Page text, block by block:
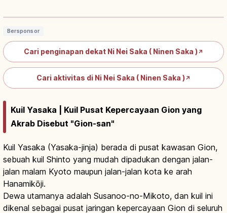
Bersponsor
Cari penginapan dekat Ni Nei Saka ( Ninen Saka )↗
Cari aktivitas di Ni Nei Saka ( Ninen Saka )↗
Kuil Yasaka | Kuil Pusat Kepercayaan Gion yang
Akrab Disebut "Gion-san"
Kuil Yasaka (Yasaka-jinja) berada di pusat kawasan Gion,
sebuah kuil Shinto yang mudah dipadukan dengan jalan-
jalan malam Kyoto maupun jalan-jalan kota ke arah
Hanamikōji.
Dewa utamanya adalah Susanoo-no-Mikoto, dan kuil ini
dikenal sebagai pusat jaringan kepercayaan Gion di seluruh